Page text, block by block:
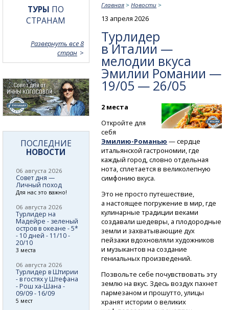
Главная >Новости >
13 апреля 2026
Турлидер
в Италии —
мелодии вкуса
Эмилии Романии —
19/05 — 26/05
2 места
Откройте для
себя
Эмилию-Романью — сердце
итальянской гастрономии, где
каждый город, словно отдельная
нота, сплетается в великолепную
симфонию вкуса.
Это не просто путешествие,
а настоящее погружение в мир, где
кулинарные традиции веками
создавали шедевры, а плодородные
земли и захватывающие дух
пейзажи вдохновляли художников
и музыкантов на создание
гениальных произведений.
Позвольте себе почувствовать эту
землю на вкус. Здесь воздух пахнет
пармезаном и прошутто, улицы
хранят истории о великих
ТУРЫ ПО
СТРАНАМ
Развернуть все 8
стран
ПОСЛЕДНИЕ
НОВОСТИ
06 августа 2026
Совет дня —
Личный поход
Для нас это важно!
06 августа 2026
Турлидер на
Мадейре - зеленый
остров в океане - 5*
- 10 дней - 11/10 -
20/10
3 места
06 августа 2026
Турлидер в Штирии
- в гостях у Штефана
- Рош ха-Шана -
09/09 - 16/09
5 мест